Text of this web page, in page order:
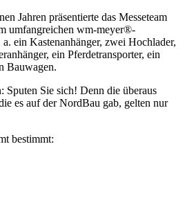
Jahren präsentierte das Messeteam
umfangreichen wm-meyer®-
ein Kastenanhänger, zwei Hochlader,
ein Pferdetransporter, ein
Bauwagen.
Sputen Sie sich! Denn die überaus
es auf der NordBau gab, gelten nur
bestimmt: